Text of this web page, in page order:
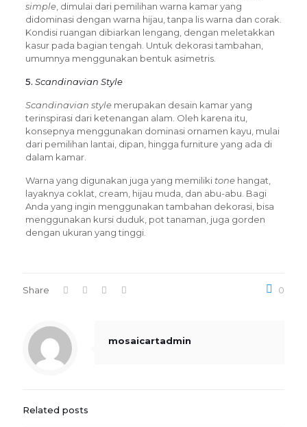
simple, dimulai dari pemilihan warna kamar yang
didominasi dengan warna hijau, tanpa lis warna dan corak.
Kondisi ruangan dibiarkan lengang, dengan meletakkan
kasur pada bagian tengah. Untuk dekorasi tambahan,
umumnya menggunakan bentuk asimetris.
5. Scandinavian Style
Scandinavian stylemerupakan desain kamar yang
terinspirasi dari ketenangan alam. Oleh karena itu,
konsepnya menggunakan dominasi ornamen kayu, mulai
dari pemilihan lantai, dipan, hingga furniture yang ada di
dalam kamar.
Warna yang digunakan juga yang memiliki tone hangat,
layaknya coklat, cream, hijau muda, dan abu-abu. Bagi
Anda yang ingin menggunakan tambahan dekorasi, bisa
menggunakan kursi duduk, pot tanaman, juga gorden
dengan ukuran yang tinggi.
Share 0
mosaicartadmin
Related posts